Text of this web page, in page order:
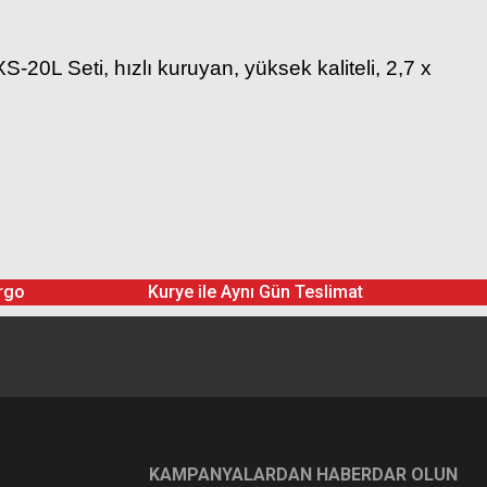
20L Seti, hızlı kuruyan, yüksek kaliteli, 2,7 x
Kurye ile Aynı Gün Teslimat
KAMPANYALARDAN HABERDAR OLUN